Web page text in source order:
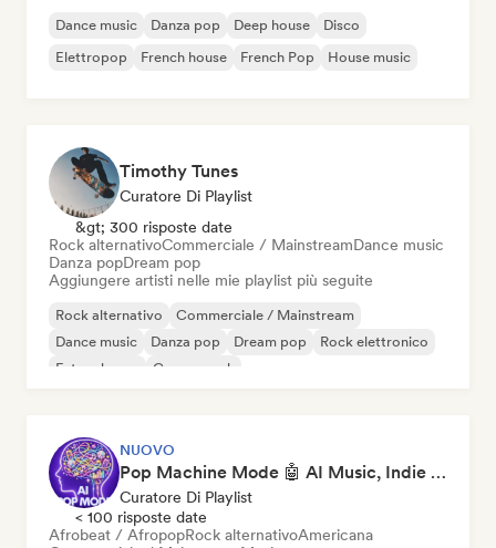
Dance music Danza pop Deep house
Disco
Elettropop
French house French Pop House music
Timothy Tunes
Curatore Di Playlist
&gt; 300 risposte date
Rock alternativoCommerciale / MainstreamDance music
Danza popDream pop
Aggiungere artisti nelle mie playlist più seguite
Rock alternativo
Commerciale / Mainstream
Dance music
Danza pop Dream pop
Rock elettronico
Future house
Garage rock
NUOVO
Pop Machine Mode 🤖 AI Music, Indie Pop & Dream Pop
Curatore Di Playlist
< 100 risposte date
Afrobeat / AfropopRock alternativoAmericana